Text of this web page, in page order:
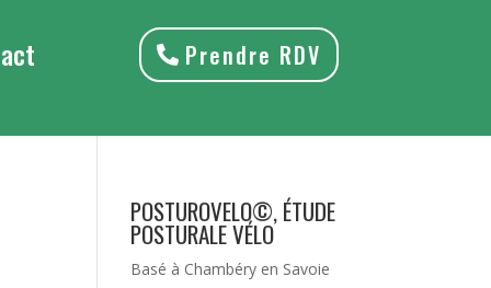
Prendre RDV
POSTUROVELO©, ÉTUDE
POSTURALE VÉLO
Basé à Chambéry en Savoie